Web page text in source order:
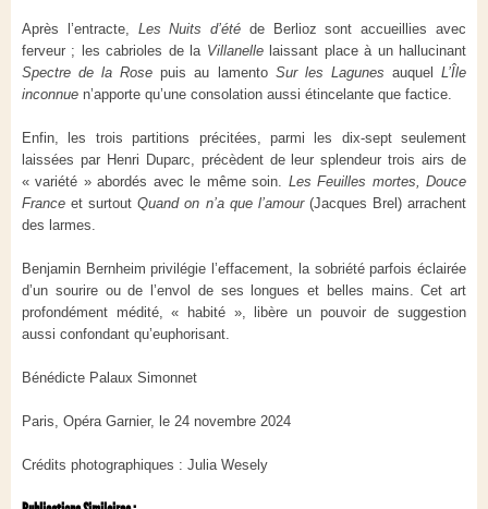
Après l’entracte, Les Nuits d’été de Berlioz sont accueillies avec
ferveur ; les cabrioles de la Villanellelaissant place à un hallucinant
Spectre de la Rosepuis au lamento Sur les Lagunes auquelL’Île
inconnue n’apporte qu’une consolation aussi étincelante que factice.
Enfin, les trois partitions précitées, parmi les dix-sept seulement
laissées par Henri Duparc, précèdent de leur splendeur trois airs de
« variété » abordés avec le même soin. Les Feuilles mortes, Douce
France et surtoutQuand on n’a que l’amour (Jacques Brel) arrachent
des larmes.
Benjamin Bernheim privilégie l’effacement, la sobriété parfois éclairée
d’un sourire ou de l’envol de ses longues et belles mains. Cet art
profondément médité, « habité », libère un pouvoir de suggestion
aussi confondant qu’euphorisant.
Bénédicte Palaux Simonnet
Paris, Opéra Garnier, le 24 novembre 2024
Crédits photographiques : Julia Wesely